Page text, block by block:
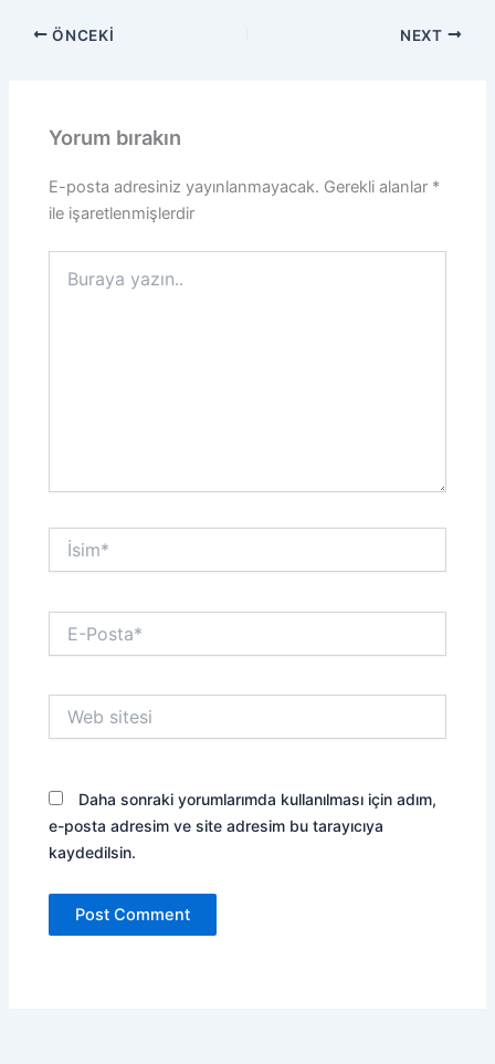
ÖNCEKI NEXT
Yorum bırakın
E-posta adresiniz yayınlanmayacak. Gerekli alanlar *
ile işaretlenmişlerdir
yazın..
İsim*
Posta*
sitesi
Daha sonraki yorumlarımda kullanılması için adım,
e-posta adresim ve site adresim bu tarayıcıya
kaydedilsin.